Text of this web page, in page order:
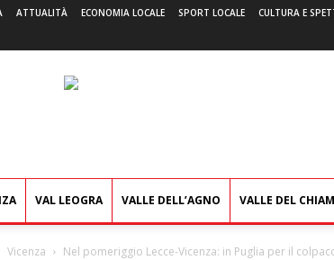
ATTUALITÀ ECONOMIA LOCALE SPORT LOCALE CULTURA E
VAL LEOGRA VALLE DELL’AGNO VALLE DEL
Vicenza Nel pomeriggio Lecce-Vicenza: in Puglia per il